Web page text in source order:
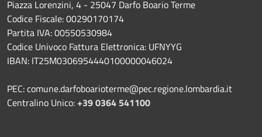
Piazza Lorenzini, 4 - 25047 Darfo Boario Terme
Codice Fiscale: 00290170174
Partita IVA: 00550530984
Codice Univoco Fattura Elettronica: UFNYYG
IBAN: IT25M0306954440100000046024
PEC: comune.darfoboarioterme@pec.regione.lombardia.it
Centralino Unico:+39 0364 541100